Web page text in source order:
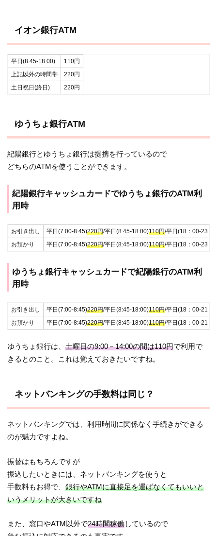
イオン銀行ATM
平日(8:45-18:00)
110円
上記以外の時間帯
220円
土日祝日(終日)
220円
ゆうちょ銀行ATM
紀陽銀行とゆうちょ銀行は提携を行っているので
どちらのATMを使うことができます。
紀陽銀行キャッシュカードでゆうちょ銀行のATM利
用時
お引き出し 平日(7:00-8:45)220円/平日(8:45-18:00)110円/平日(18：00-23：
お預かり
平日(7:00-8:45)220円/平日(8:45-18:00)110円/平日(18：00-23：
ゆうちょ銀行キャッシュカードで紀陽銀行のATM利
用時
お引き出し 平日(7:00-8:45)220円/平日(8:45-18:00)110円/平日(18：00-21：
お預かり
平日(7:00-8:45)220円/平日(8:45-18:00)110円/平日(18：00-21：
ゆうちょ銀行は、土曜日の9:00－14:00の間は110円で利用で
きるとのこと。これは覚えておきたいですね。
ネットバンキングの手数料は同じ？
ネットバンキングでは、利用時間に関係なく手続きができる
のが魅力ですよね。
振替はもちろんですが
振込したいときには、ネットバンキングを使うと
手数料もお得で、銀行やATMに直接足を運ばなくてもいいと
いうメリットが大きいですね
また、窓口やATM以外で24時間稼働しているので